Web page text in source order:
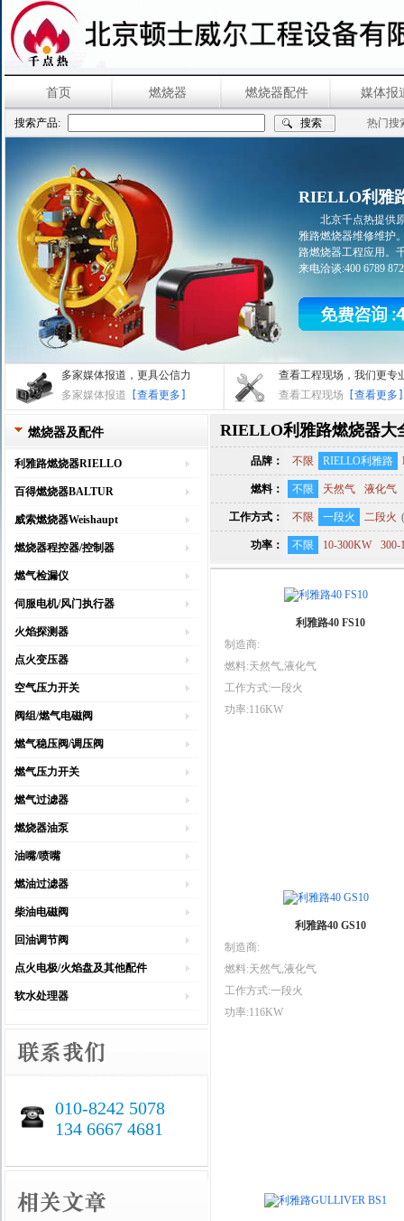
首页 燃烧器 燃烧器配件 媒体报
搜索产品: 热门搜
RIELLO利雅
北京千点热提供
雅路燃烧器维修维护
路燃烧器工程应用。
来电洽谈:400 6789
多家媒体报道，更具公信力
多家媒体报道
[查看更多]
查看工程现场，我们更专
查看工程现场
[查看更多]
燃烧器及配件
利雅路燃烧器RIELLO
百得燃烧器BALTUR
威索燃烧器Weishaupt
燃烧器程控器/控制器
燃气检漏仪
伺服电机/风门执行器
火焰探测器
点火变压器
空气压力开关
阀组/燃气电磁阀
燃气稳压阀/调压阀
燃气压力开关
燃气过滤器
燃烧器油泵
油嘴/喷嘴
燃油过滤器
柴油电磁阀
回油调节阀
点火电极/火焰盘及其他配件
软水处理器
010-8242 5078
134 6667 4681
RIELLO利雅路燃烧器大
品牌： 不限 RIELLO利雅路
燃料： 不限 天然气 液化气
工作方式： 不限 一段火 二段火 (
功率： 不限 10-300KW 300-
利雅路40 FS10
制造商:
燃料:天然气,液化气
工作方式:一段火
功率:116KW
利雅路40 GS10
制造商:
燃料:天然气,液化气
工作方式:一段火
功率:116KW